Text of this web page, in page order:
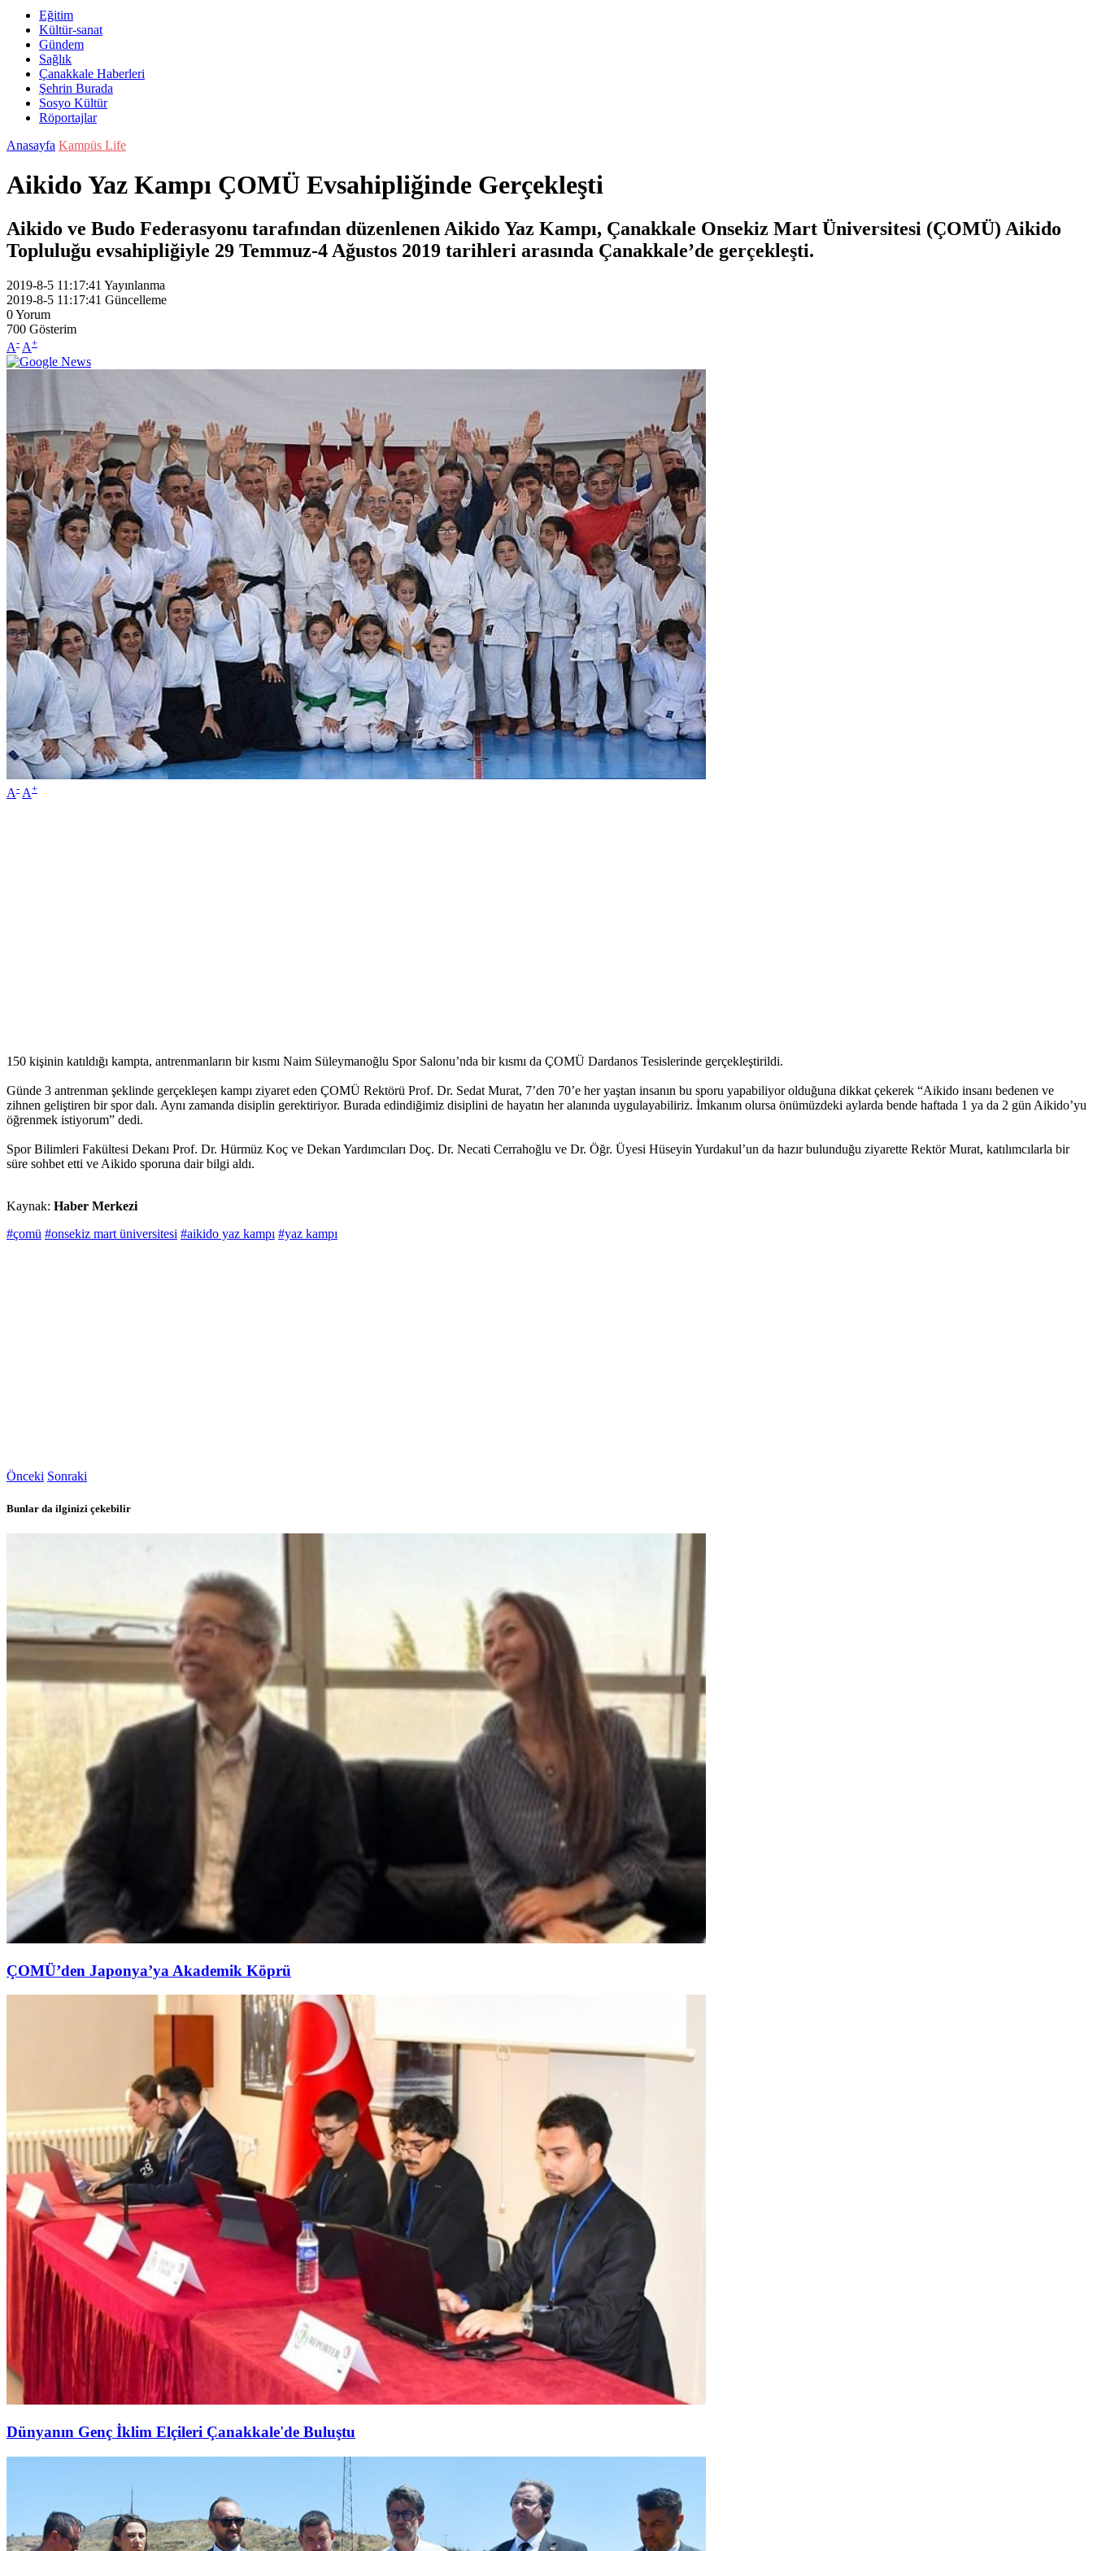
Eğitim
Kültür-sanat
Gündem
Sağlık
Çanakkale Haberleri
Şehrin Burada
Sosyo Kültür
Röportajlar
Anasayfa Kampüs Life
Aikido Yaz Kampı ÇOMÜ Evsahipliğinde Gerçekleşti
Aikido ve Budo Federasyonu tarafından düzenlenen Aikido Yaz Kampı, Çanakkale Onsekiz Mart Üniversitesi (ÇOMÜ) Aikido
Topluluğu evsahipliğiyle 29 Temmuz-4 Ağustos 2019 tarihleri arasında Çanakkale’de gerçekleşti.
2019-8-5 11:17:41 Yayınlanma
2019-8-5 11:17:41 Güncelleme
0Yorum
700 Gösterim
A- A+
A- A+
150 kişinin katıldığı kampta, antrenmanların bir kısmı Naim Süleymanoğlu Spor Salonu’nda bir kısmı da ÇOMÜ Dardanos Tesislerinde gerçekleştirildi.
Günde 3 antrenman şeklinde gerçekleşen kampı ziyaret eden ÇOMÜ Rektörü Prof. Dr. Sedat Murat, 7’den 70’e her yaştan insanın bu sporu yapabiliyor olduğuna dikkat çekerek “Aikido insanı bedenen ve
zihnen geliştiren bir spor dalı. Aynı zamanda disiplin gerektiriyor. Burada edindiğimiz disiplini de hayatın her alanında uygulayabiliriz. İmkanım olursa önümüzdeki aylarda bende haftada 1 ya da 2 gün Aikido’yu
öğrenmek istiyorum” dedi.
Spor Bilimleri Fakültesi Dekanı Prof. Dr. Hürmüz Koç ve Dekan Yardımcıları Doç. Dr. Necati Cerrahoğlu ve Dr. Öğr. Üyesi Hüseyin Yurdakul’un da hazır bulunduğu ziyarette Rektör Murat, katılımcılarla bir
süre sohbet etti ve Aikido sporuna dair bilgi aldı.
Kaynak: Haber Merkezi
#çomü #onsekiz mart üniversitesi #aikido yaz kampı #yaz kampı
Önceki Sonraki
Bunlar da ilginizi çekebilir
ÇOMÜ’den Japonya’ya Akademik Köprü
Dünyanın Genç İklim Elçileri Çanakkale'de Buluştu